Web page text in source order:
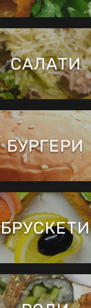
САЛАТИ
БУРГЕРИ
БРУСКЕТИ